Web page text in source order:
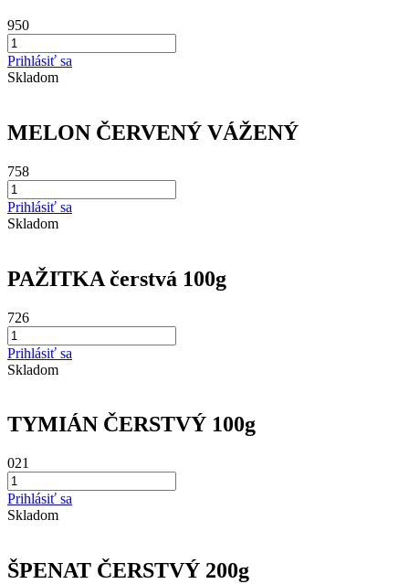
950
Prihlásiť sa
Skladom
MELON ČERVENÝ VÁŽENÝ
758
Prihlásiť sa
Skladom
PAŽITKA čerstvá 100g
726
Prihlásiť sa
Skladom
TYMIÁN ČERSTVÝ 100g
021
Prihlásiť sa
Skladom
ŠPENAT ČERSTVÝ 200g